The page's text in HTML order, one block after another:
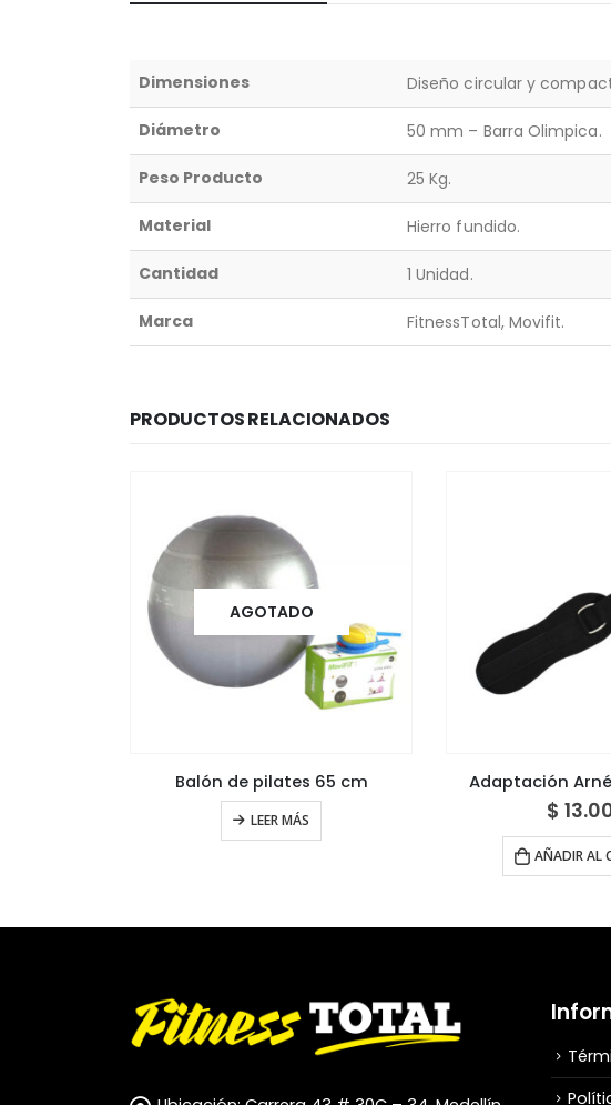
Dimensiones Diseño circular y
Diámetro 50 mm – Barra Olimpica.
Peso Producto 25 Kg.
Material Hierro fundido.
Cantidad 1 Unidad.
Marca FitnessTotal, Movifit.
PRODUCTOS RELACIONADOS
AGOTADO
Balón de pilates 65 cm
LEER MÁS
Adaptación
$
AÑADIR AL